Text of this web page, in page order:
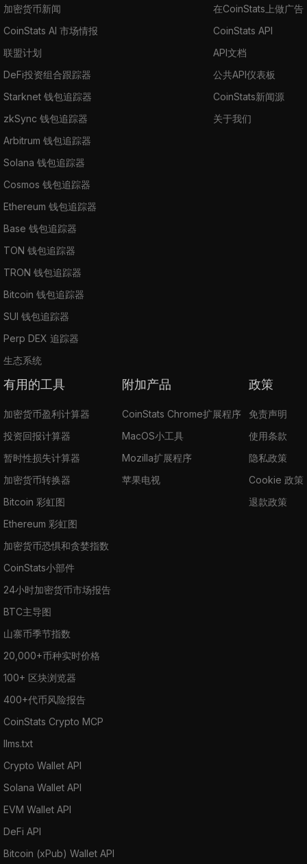
加密货币新闻
CoinStats AI 市场情报
联盟计划
DeFi投资组合跟踪器
Starknet 钱包追踪器
zkSync 钱包追踪器
Arbitrum 钱包追踪器
Solana 钱包追踪器
Cosmos 钱包追踪器
Ethereum 钱包追踪器
Base 钱包追踪器
TON 钱包追踪器
TRON 钱包追踪器
Bitcoin 钱包追踪器
SUI 钱包追踪器
Perp DEX 追踪器
生态系统
在CoinStats上做广告
CoinStats API
API文档
公共API仪表板
CoinStats新闻源
关于我们
有用的工具
加密货币盈利计算器
投资回报计算器
暂时性损失计算器
加密货币转换器
Bitcoin 彩虹图
Ethereum 彩虹图
加密货币恐惧和贪婪指数
CoinStats小部件
24小时加密货币市场报告
BTC主导图
山寨币季节指数
20,000+币种实时价格
100+ 区块浏览器
400+代币风险报告
CoinStats Crypto MCP
llms.txt
Crypto Wallet API
Solana Wallet API
EVM Wallet API
DeFi API
Bitcoin (xPub) Wallet API
附加产品
CoinStats Chrome扩展程序
MacOS小工具
Mozilla扩展程序
苹果电视
政策
免责声明
使用条款
隐私政策
Cookie 政策
退款政策